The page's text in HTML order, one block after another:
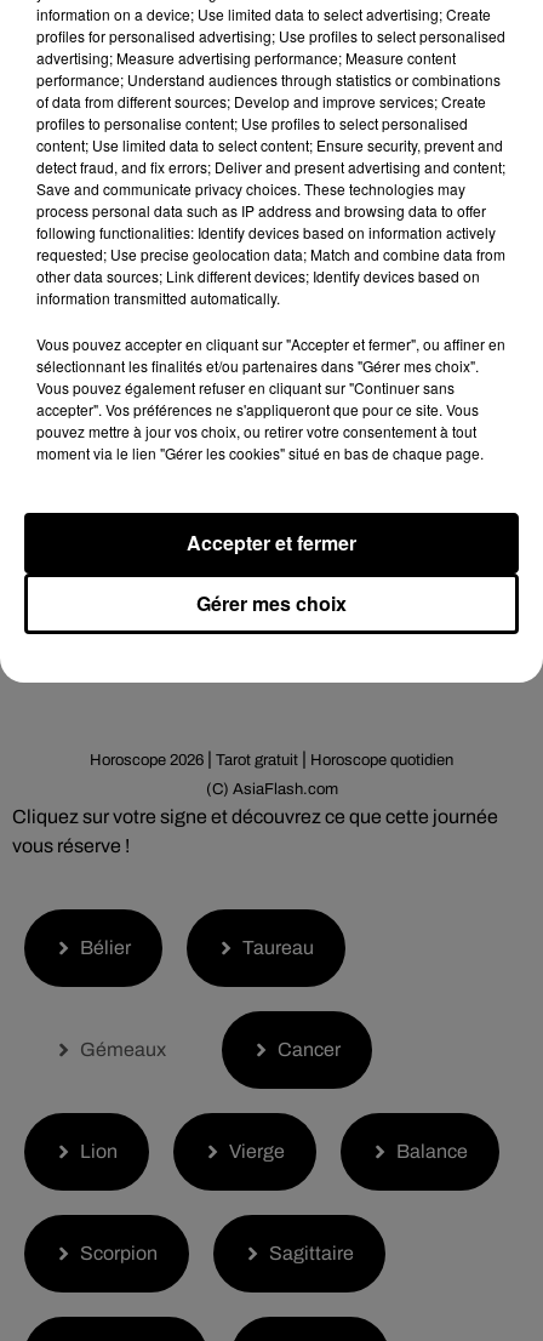
mais tolérant envers les autres.
Horoscope G ¿½meaux - Citation du jour
Qui ne peut moissonner, qu'il se contente de glaner
(proverbe français).
Horoscope G ¿½meaux - Nombre de chance
293
Horoscope G ¿½meaux - Clin d'oeil
Soyez moins pédant, en ne disant pas tout ce que vous
Horoscope 2026|Tarot gratuit|Horoscope quotidien
(C) AsiaFlash.com
Horoscope hebdomadaire Gï¿½meaux
(Lundi 3 -- Dimanche 9 Aoï¿½t 2026)
Horoscope 2026 | Tarot gratuit | Horoscope quotidien
(C) AsiaFlash.com
Cliquez sur votre signe et découvrez ce que cette journée
vous réserve !
Bélier Taureau
Gémeaux Cancer
Lion Vierge Balance
Scorpion Sagittaire
information on a device; Use limited data to select advertising; Create
profiles for personalised advertising; Use profiles to select personalised
advertising; Measure advertising performance; Measure content
performance; Understand audiences through statistics or combinations
of data from different sources; Develop and improve services; Create
profiles to personalise content; Use profiles to select personalised
content; Use limited data to select content; Ensure security, prevent and
detect fraud, and fix errors; Deliver and present advertising and content;
Save and communicate privacy choices. These technologies may
process personal data such as IP address and browsing data to offer
following functionalities: Identify devices based on information actively
requested; Use precise geolocation data; Match and combine data from
other data sources; Link different devices; Identify devices based on
information transmitted automatically.
Vous pouvez accepter en cliquant sur "Accepter et fermer", ou affiner en
sélectionnant les finalités et/ou partenaires dans "Gérer mes choix".
Vous pouvez également refuser en cliquant sur "Continuer sans
accepter". Vos préférences ne s'appliqueront que pour ce site. Vous
pouvez mettre à jour vos choix, ou retirer votre consentement à tout
moment via le lien "Gérer les cookies" situé en bas de chaque page.
Gérer mes choix
Accepter et fermer